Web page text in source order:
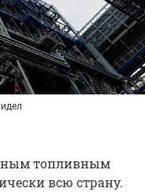
топливным
всю страну.